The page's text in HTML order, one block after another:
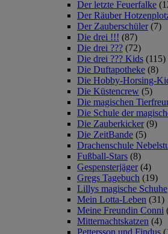
Der letzte Feuerfalke
Der Räuber
Der Zauberschüler (7)
Die drei !!! (87)
Die drei ??? (72)
Die drei ??? Kids (115)
Die Duftapotheke (8)
Die Hobby-Horsing-
Die Küstencrew (5)
Die magischen
Die Schule der
Die Zauberkicker (9)
Die ZeitBande (5)
Drachenschule
Fußball-Stars (8)
Gespensterjäger (4)
Gregs Tagebuch (19)
Lillys magische Schuhe
Mein Lotta-Leben (31)
Meine Freundin Conni
Mitternachtskatzen (4)
Pettersson und Findus